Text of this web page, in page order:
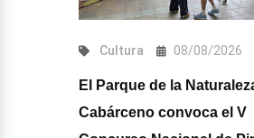
Cultura 08/08/2026
El Parque de la
Cabárceno convoca el V